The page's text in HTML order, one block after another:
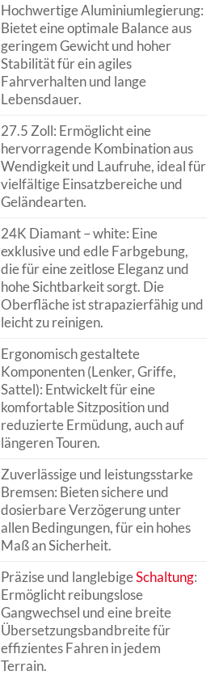
Hochwertige Aluminiumlegierung:
Bietet eine optimale Balance aus
geringem Gewicht und hoher
Stabilität für ein agiles
Fahrverhalten und lange
Lebensdauer.
27.5 Zoll: Ermöglicht eine
hervorragende Kombination aus
Wendigkeit und Laufruhe, ideal für
vielfältige Einsatzbereiche und
Geländearten.
24K Diamant – white: Eine
exklusive und edle Farbgebung,
die für eine zeitlose Eleganz und
hohe Sichtbarkeit sorgt. Die
Oberfläche ist strapazierfähig und
leicht zu reinigen.
Ergonomisch gestaltete
Komponenten (Lenker, Griffe,
Sattel): Entwickelt für eine
komfortable Sitzposition und
reduzierte Ermüdung, auch auf
längeren Touren.
Zuverlässige und leistungsstarke
Bremsen: Bieten sichere und
dosierbare Verzögerung unter
allen Bedingungen, für ein hohes
Maß an Sicherheit.
Präzise und langlebigeSchaltung:
Ermöglicht reibungslose
Gangwechsel und eine breite
Übersetzungsbandbreite für
effizientes Fahren in jedem
Terrain.